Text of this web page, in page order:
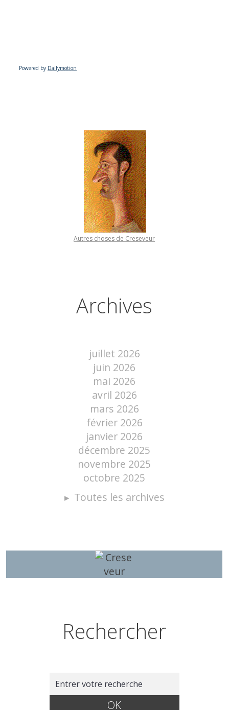
Powered by Dailymotion
Autres choses de Creseveur
Archives
juillet 2026
juin 2026
mai 2026
avril 2026
mars 2026
février 2026
janvier 2026
décembre 2025
novembre 2025
octobre 2025
Toutes les archives
Rechercher